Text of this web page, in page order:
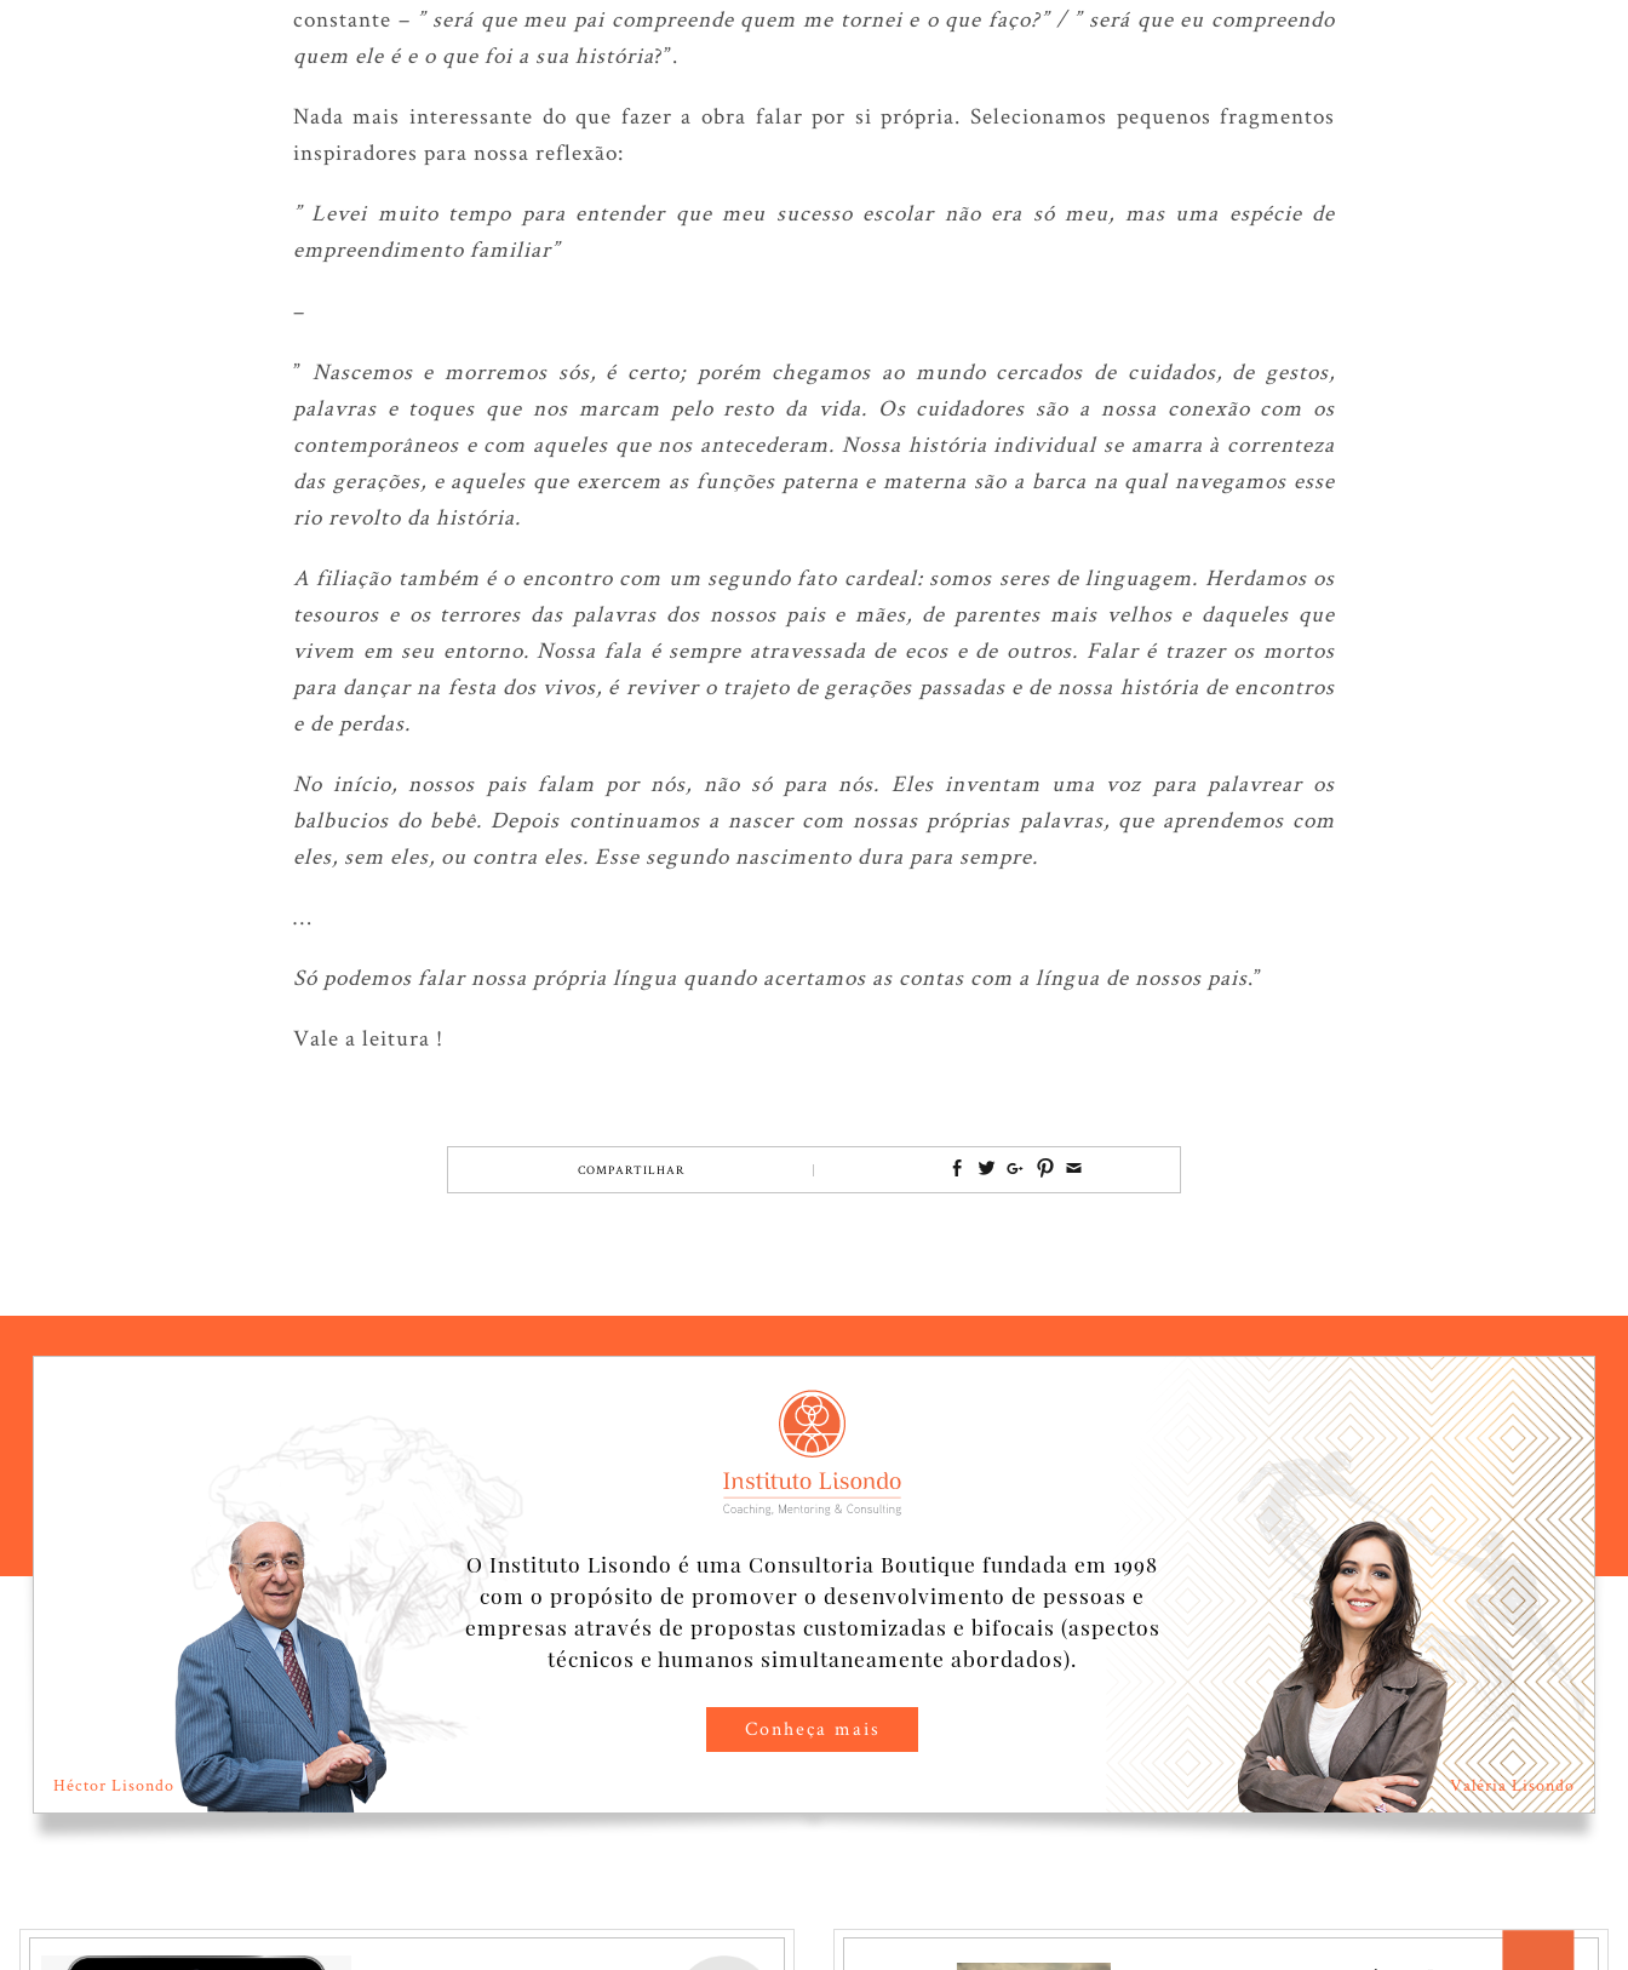
constante – ” será que meu pai compreende quem me tornei e o que faço?” / ” será que eu compreendo
quem ele é e o que foi a sua história?”.
Nada mais interessante do que fazer a obra falar por si própria. Selecionamos pequenos fragmentos
inspiradores para nossa reflexão:
” Levei muito tempo para entender que meu sucesso escolar não era só meu, mas uma espécie de
empreendimento familiar”
–
” Nascemos e morremos sós, é certo; porém chegamos ao mundo cercados de cuidados, de gestos,
palavras e toques que nos marcam pelo resto da vida. Os cuidadores são a nossa conexão com os
contemporâneos e com aqueles que nos antecederam. Nossa história individual se amarra à correnteza
das gerações, e aqueles que exercem as funções paterna e materna são a barca na qual navegamos esse
rio revolto da história.
A filiação também é o encontro com um segundo fato cardeal: somos seres de linguagem. Herdamos os
tesouros e os terrores das palavras dos nossos pais e mães, de parentes mais velhos e daqueles que
vivem em seu entorno. Nossa fala é sempre atravessada de ecos e de outros. Falar é trazer os mortos
para dançar na festa dos vivos, é reviver o trajeto de gerações passadas e de nossa história de encontros
e de perdas.
No início, nossos pais falam por nós, não só para nós. Eles inventam uma voz para palavrear os
balbucios do bebê. Depois continuamos a nascer com nossas próprias palavras, que aprendemos com
eles, sem eles, ou contra eles. Esse segundo nascimento dura para sempre.
…
Só podemos falar nossa própria língua quando acertamos as contas com a língua de nossos pais.”
Vale a leitura !
COMPARTILHAR
Héctor Lisondo
O Instituto Lisondo é uma Consultoria Boutique fundada em 1998
com o propósito de promover o desenvolvimento de pessoas e
empresas através de propostas customizadas e bifocais (aspectos
técnicos e humanos simultaneamente abordados).
Conheça mais
Valéria Lisondo